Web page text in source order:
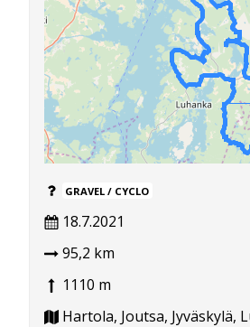
GRAVEL / CYCLO
18.7.2021
95,2 km
1110 m
Hartola, Joutsa, Jyväskylä,